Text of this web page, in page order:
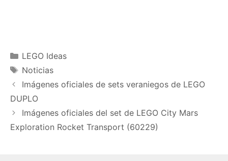
Categories
LEGO Ideas
Tags
Noticias
Imágenes oficiales de sets veraniegos de LEGO
DUPLO
Imágenes oficiales del set de LEGO City Mars
Exploration Rocket Transport (60229)